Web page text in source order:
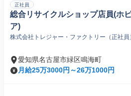
正社員
総合リサイクルショップ店員(ホ
ア)
株式会社トレジャー・ファクトリー（正社員
愛知県名古屋市緑区鳴海町
月給25万3000円～26万1000円